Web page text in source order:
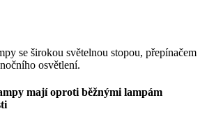
se širokou světelnou stopou, přepínačem
osvětlení.
mají oproti běžnými lampám